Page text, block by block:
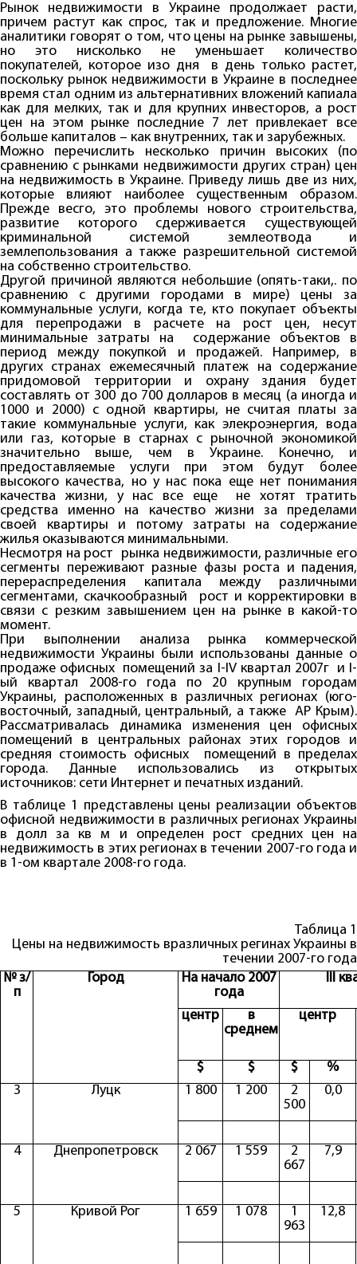
Рынок недвижимости в Украине продолжает расти,
причем растут как спрос, так и предложение. Многие
аналитики говорят о том, что цены на рынке завышены,
но это нисколько не уменьшает количество
покупателей, которое изо дня в день только растет,
поскольку рынок недвижимости в Украине в последнее
время стал одним из альтернативних вложений капиала
как для мелких, так и для крупних инвесторов, а рост
цен на этом рынке последние 7 лет привлекает все
больше капиталов – как внутренних, так и зарубежных.
Можно перечислить несколько причин высоких (по
сравнению с рынками недвижимости других стран) цен
на недвижимость в Украине. Приведу лишь две из них,
которые влияют наиболее существенным образом.
Прежде весго, это проблемы нового строительства,
развитие которого сдерживается существующей
криминальной системой землеотвода и
землепользования а также разрешительной системой
на собственно строительство.
Другой причиной являются небольшие (опять-таки,. по
сравнению с другими городами в мире) цены за
коммунальные услуги, когда те, кто покупает объекты
для перепродажи в расчете на рост цен, несут
минимальные затраты на содержание объектов в
период между покупкой и продажей. Например, в
других странах ежемесячный платеж на содержание
придомовой территории и охрану здания будет
составлять от 300 до 700 долларов в месяц (а иногда и
1000 и 2000) с одной квартиры, не считая платы за
такие коммунальные услуги, как элекроэнергия, вода
или газ, которые в старнах с рыночной экономикой
значительно выше, чем в Украине. Конечно, и
предоставляемые услуги при этом будут более
высокого качества, но у нас пока еще нет понимания
качества жизни, у нас все еще не хотят тратить
средства именно на качество жизни за пределами
своей квартиры и потому затраты на содержание
жилья оказываются минимальными.
Несмотря на рост рынка недвижимости, различные его
сегменты переживают разные фазы роста и падения,
перераспределения капитала между различными
сегментами, скачкообразный рост и корректировки в
связи с резким завышением цен на рынке в какой-то
момент.
При выполнении анализа рынка коммерческой
недвижимости Украины были использованы данные о
продаже офисных помещений за I-IV квартал 2007г и I-
ый квартал 2008-го года по 20 крупным городам
Украины, расположенных в различных регионах (юго-
восточный, западный, центральный, а также АР Крым).
Рассматривалась динамика изменения цен офисных
помещений в центральных районах этих городов и
средняя стоимость офисных помещений в пределах
города. Данные использовались из открытых
источников: сети Интернет и печатных изданий.
В таблице 1 представлены цены реализации объектов
офисной недвижимости в различных регионах Украины
в долл за кв м и определен рост средних цен на
недвижимость в этих регионах в течении 2007-го года и
в 1-ом квартале 2008-го года.
Таблица 1
Цены на недвижимость вразличных регинах Украины в
течении 2007-го года
№ з/
п
Город
На начало 2007
года
III
центр
в
среднем
центр
$ $ $
%
3
Луцк 1 800 1 200
2
500
0,0
4 Днепропетровск 2 067 1 559
2
667
7,9
5 Кривой Рог 1 659 1 078
1
963
12,8